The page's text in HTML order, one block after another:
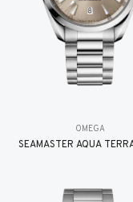
OMEGA
SEAMASTER AQUA